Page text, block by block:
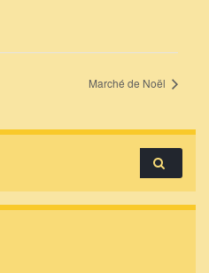
Marché de Noël